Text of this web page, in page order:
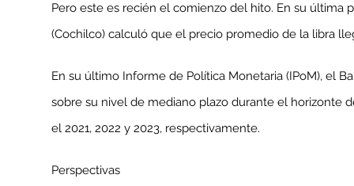
menor producción mientras
Pero este es recién el comienzo del hito. En su última
(Cochilco) calculó que el precio promedio de la libra
En su último Informe de Política Monetaria (IPoM), el
sobre su nivel de mediano plazo durante el horizonte
el 2021, 2022 y 2023, respectivamente.
Perspectivas